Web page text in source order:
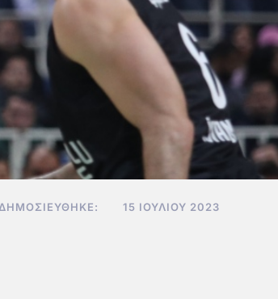
ΔΗΜΟΣΙΕΎΘΗΚΕ: 15 ΙΟΥΛΊΟΥ 2023